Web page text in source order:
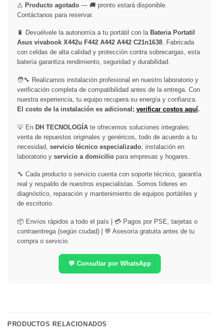
⚠️ Producto agotado — 🚚 pronto estará disponible.
Contáctanos para reservar.
🔋 Devuélvele la autonomía a tu portátil con la Bateria Portatil
Asus vivabook X442u F442 A442 A442 C21n1638. Fabricada
con celdas de alta calidad y protección contra sobrecargas, esta
batería garantiza rendimiento, seguridad y durabilidad.
🧑‍🔧 Realizamos instalación profesional en nuestro laboratorio y
verificación completa de compatibilidad antes de la entrega. Con
nuestra experiencia, tu equipo recupera su energía y confianza.
El costo de la instalación es adicional; verificar costos aquí.
💡 En DH TECNOLOGÍA te ofrecemos soluciones integrales:
venta de repuestos originales y genéricos, todo de acuerdo a tu
necesidad, servicio técnico especializado , instalación en
laboratorio y servicio a domicilio para empresas y hogares.
🔧 Cada producto o servicio cuenta con soporte técnico, garantía
real y respaldo de nuestros especialistas. Somos líderes en
diagnóstico, reparación y mantenimiento de equipos portátiles y
de escritorio.
📦 Envíos rápidos a todo el país | 💳 Pagos por PSE, tarjetas o
contraentrega (según ciudad) | 💬 Asesoría gratuita antes de tu
compra o servicio.
💬 Consultar por WhatsApp
PRODUCTOS RELACIONADOS